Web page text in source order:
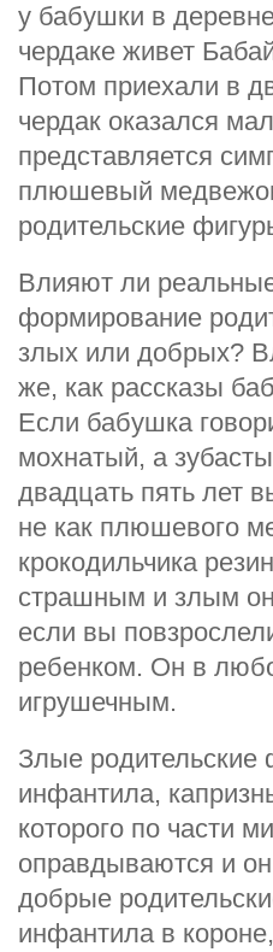
у бабушки в
чердаке живет
Потом приехали в
чердак оказался
представляется
плюшевый
родительские
Влияют ли
формирование
злых или добрых?
же, как рассказы
Если бабушка
мохнатый, а
двадцать пять лет
не как плюшевого
крокодильчика
страшным и злым он
если вы
ребенком. Он в
игрушечным.
Злые
инфантила,
которого по части
оправдываются и
добрые
инфантила в